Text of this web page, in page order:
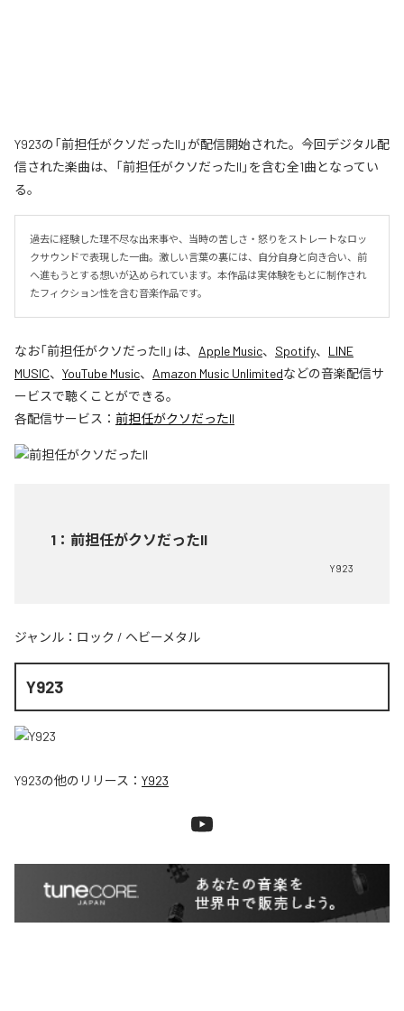
Y923の「前担任がクソだったII」が配信開始された。今回デジタル配
信された楽曲は、「前担任がクソだったII」を含む全1曲となってい
る。
過去に経験した理不尽な出来事や、当時の苦しさ・怒りをストレートなロッ
クサウンドで表現した一曲。激しい言葉の裏には、自分自身と向き合い、前
へ進もうとする想いが込められています。本作品は実体験をもとに制作され
たフィクション性を含む音楽作品です。
なお「前担任がクソだったII 」は、 Apple Music、 Spotify、 LINE
MUSIC、 YouTube Music、 Amazon Music Unlimitedなどの音楽配信サ
ービスで聴くことができる。
各配信サービス： 前担任がクソだったII
1 ： 前担任がクソだったII
Y923
ジャンル： ロック / ヘビーメタル
Y923
Y923の他のリリース： Y923